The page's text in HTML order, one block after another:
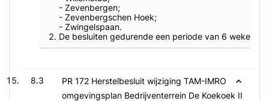
- Zevenbergen;
- Zevenbergschen Hoek;
- Zwingelspaan.
De besluiten gedurende een periode van 6 weken
8.3
PR 172 Herstelbesluit wijziging TAM-IMRO
omgevingsplan Bedrijventerrein De Koekoek II